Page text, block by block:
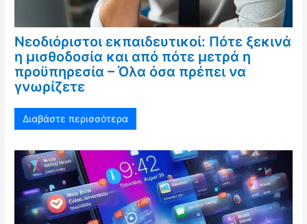
Νεοδιόριστοι εκπαιδευτικοί: Πότε ξεκινά
η μισθοδοσία και από πότε μετρά η
προϋπηρεσία – Όλα όσα πρέπει να
γνωρίζετε
Διαβάστε περισσότερα